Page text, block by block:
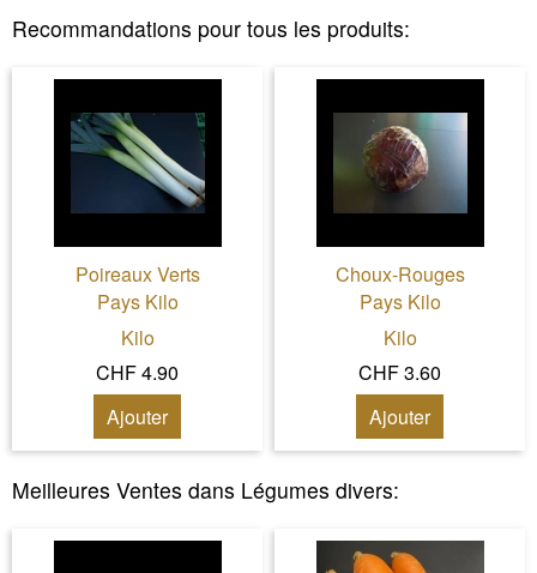
Recommandations pour tous les produits:
Poireaux Verts
Pays Kilo
Kilo
CHF 4.90
Ajouter
Choux-Rouges
Pays Kilo
Kilo
CHF 3.60
Ajouter
Meilleures Ventes dans Légumes divers: